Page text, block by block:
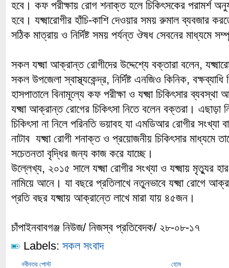
হবে। কফ পরীক্ষায় রোগ শনাক্ত হলে চিকিৎসকের পরামর্শ
হবে। যক্ষ্মারোগীর হাঁচি-কাশি দেওয়ার সময় রুমাল ব্যবজার
সঠিক মাত্রায় ও নির্দিষ্ট সময় পর্যন্ত ঔষধ সেবনের মাধ্যমে
সকল যক্ষ্মা আক্রান্ত রোগীদের উদ্দেশ্যে বক্তারা বলেন,
সকল উপজেলা স্বাস্থ্যকেন্দ্র, নির্দিষ্ট এনজিও কিনিক,
হাসপাতালে বিনামূল্যে কফ পরীক্ষা ও যক্ষ্মা চিকিৎসার
যক্ষ্মা আক্রান্ত রোগের চিকিৎসা নিতে বলেন বক্তরা। এছাড়া
চিকিৎসা না নিলে পরিনতি ভয়াবহ যা এমডিআর রোগীর সংখ্যা
নাটাব যক্ষ্মা রোগী শনাক্ত ও প্রয়োজনীয় চিকিৎসার মাধ্যমে
সচেতনতা বৃদ্ধির জন্য কাজ করে যাচ্ছে।
উল্লেখ্য, ২০১৫ সালে যক্ষ্মা রোগীর সংখ্যা ও যক্ষ্মায় মৃত্যুর
নামিয়ে আনে। যা বছরে প্রতিলাখে নতুনভাবে যক্ষ্মা রোগে
প্রতি বছর যক্ষ্মায় আক্রান্তে লাখে মারা যায় ৪৫জন।
চাঁপাইনবাবগঞ্জ নিউজ/ নিজস্ব প্রতিবেদক/ ২৮-০৮-১৭
Labels: সকল সংবাদ
নবীনতর পোস্ট হোম